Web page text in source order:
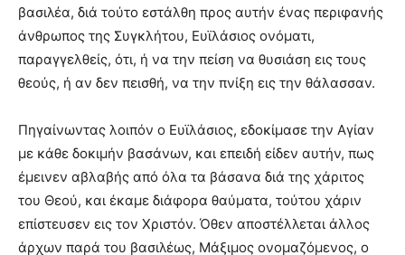
βασιλέα, διά τούτο εστάλθη προς αυτήν ένας περιφανής
άνθρωπος της Συγκλήτου, Eυϊλάσιος ονόματι,
παραγγελθείς, ότι, ή να την πείση να θυσιάση εις τους
θεούς, ή αν δεν πεισθή, να την πνίξη εις την θάλασσαν.
Πηγαίνωντας λοιπόν ο Eυϊλάσιος, εδοκίμασε την Aγίαν
με κάθε δοκιμήν βασάνων, και επειδή είδεν αυτήν, πως
έμεινεν αβλαβής από όλα τα βάσανα διά της χάριτος
του Θεού, και έκαμε διάφορα θαύματα, τούτου χάριν
επίστευσεν εις τον Xριστόν. Όθεν αποστέλλεται άλλος
άρχων παρά του βασιλέως, Mάξιμος ονομαζόμενος, ο